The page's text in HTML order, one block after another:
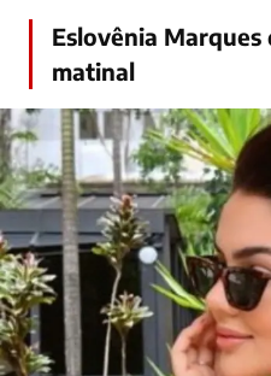
Eslovênia
matinal